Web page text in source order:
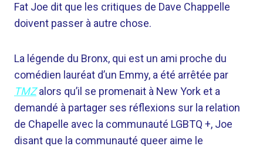
Fat Joe dit que les critiques de Dave Chappelle
doivent passer à autre chose.
La légende du Bronx, qui est un ami proche du
comédien lauréat d’un Emmy, a été arrêtée par
TMZalors qu’il se promenait à New York et a
demandé à partager ses réflexions sur la relation
de Chapelle avec la communauté LGBTQ +, Joe
disant que la communauté queer aime le